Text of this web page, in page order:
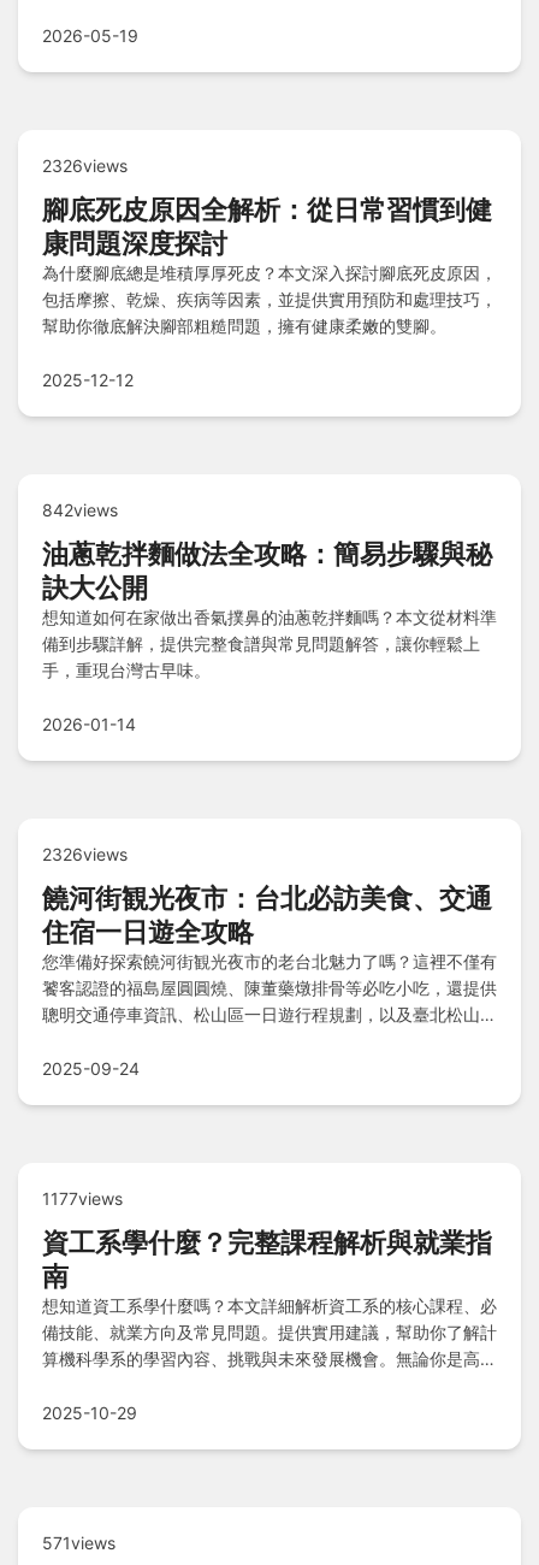
2026-05-19
2326views
腳底死皮原因全解析：從日常習慣到健
康問題深度探討
為什麼腳底總是堆積厚厚死皮？本文深入探討腳底死皮原因，
包括摩擦、乾燥、疾病等因素，並提供實用預防和處理技巧，
幫助你徹底解決腳部粗糙問題，擁有健康柔嫩的雙腳。
2025-12-12
842views
油蔥乾拌麵做法全攻略：簡易步驟與秘
訣大公開
想知道如何在家做出香氣撲鼻的油蔥乾拌麵嗎？本文從材料準
備到步驟詳解，提供完整食譜與常見問題解答，讓你輕鬆上
手，重現台灣古早味。
2026-01-14
2326views
饒河街観光夜市：台北必訪美食、交通
住宿一日遊全攻略
您準備好探索饒河街観光夜市的老台北魅力了嗎？這裡不僅有
饕客認證的福島屋圓圓燒、陳董藥燉排骨等必吃小吃，還提供
聰明交通停車資訊、松山區一日遊行程規劃，以及臺北松山意
問！
2025-09-24
1177views
資工系學什麼？完整課程解析與就業指
南
想知道資工系學什麼嗎？本文詳細解析資工系的核心課程、必
備技能、就業方向及常見問題。提供實用建議，幫助你了解計
算機科學系的學習內容、挑戰與未來發展機會。無論你是高中
法、資料結構等關鍵主題，以及畢業後薪資與職涯規劃。
2025-10-29
571views